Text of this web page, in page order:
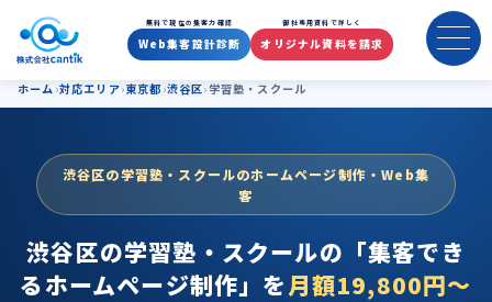
渋谷区の学習塾・スクールのホ
無料で現在の集客力確認
Web集客設計診断
御社専用資料で詳しく
オリジナル資料を請求
ホーム 対応エリア 東京都 渋谷区 学習塾・スクール
渋谷区の学習塾・スクールのホームページ制作・Web集
客
渋谷区の学習塾・スクールの 「集客でき
るホームページ制作」を月額19,800円〜